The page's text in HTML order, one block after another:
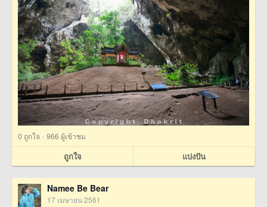
0 ถูกใจ · 966 ผู้เข้าชม
ถูกใจ แบ่งปัน
Namee Be Bear
17 เมษายน 2561